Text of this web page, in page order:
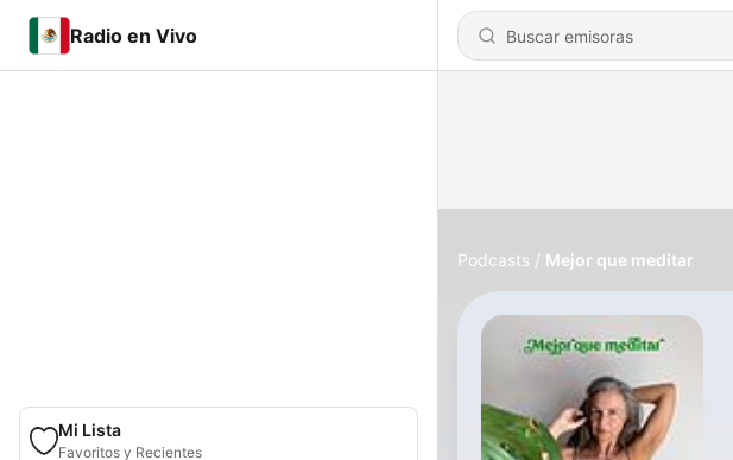
Radio en Vivo
Mi Lista
Favoritos y Recientes
Podcasts Mejor que meditar